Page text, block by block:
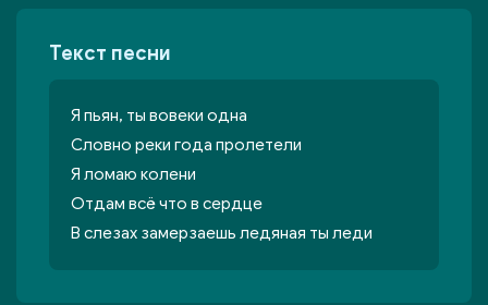
Текст песни
Я пьян, ты вовеки одна
Словно реки года пролетели
Я ломаю колени
Отдам всё что в сердце
В слезах замерзаешь ледяная ты леди